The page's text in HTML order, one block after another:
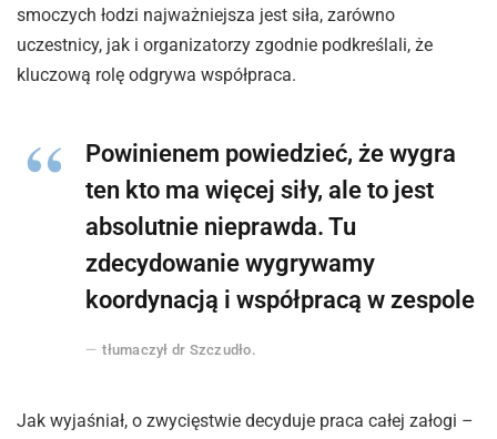
smoczych łodzi najważniejsza jest siła, zarówno
uczestnicy, jak i organizatorzy zgodnie podkreślali, że
kluczową rolę odgrywa współpraca.
Powinienem powiedzieć, że wygra
ten kto ma więcej siły, ale to jest
absolutnie nieprawda. Tu
zdecydowanie wygrywamy
koordynacją i współpracą w zespole
tłumaczył dr Szczudło.
Jak wyjaśniał, o zwycięstwie decyduje praca całej załogi –